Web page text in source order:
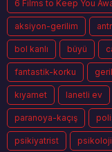
6 Films to Keep You
aksiyon-gerilim
bol kanlı büyü
fantastik-korku
kıyamet lanetli ev
paranoya-kaçış
psikiyatrist